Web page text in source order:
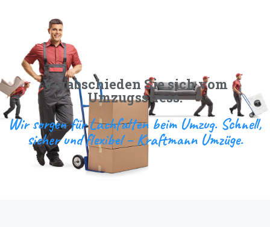
Verabschieden Sie sich vom
Umzugsstress.
Wir sorgen für Lachfalten beim Umzug. Schnell,
sicher und flexibel – Kraftmann Umzüge.